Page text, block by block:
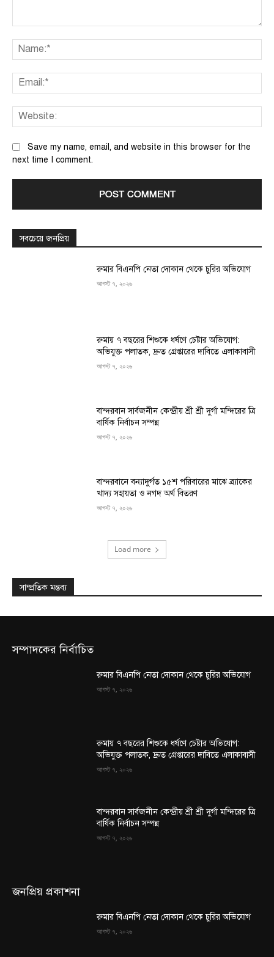
Save my name, email, and website in this browser for the
next time I comment.
সবচেয়ে জনপ্রিয়
রুমার বিএনপি নেতা দোকান থেকে চুরির অভিযোগ
আগস্ট ৭, ২০২৬
রুমায় ৭ বছরের শিশুকে ধর্ষণে চেষ্টার অভিযোগ:
অভিযুক্ত পলাতক, দ্রুত গ্রেপ্তারের দাবিতে এলাকাবাসী
আগস্ট ৭, ২০২৬
বান্দরবান সার্বজনীন কেন্দ্রীয় শ্রী শ্রী দুর্গা মন্দিরের ত্রি
বার্ষিক নির্বাচন সম্পন্ন
আগস্ট ৭, ২০২৬
বান্দরবানে বন্যাদুর্গত ১৫শ পরিবারের মাঝে ব্র্যাকের
খাদ্য সহায়তা ও নগদ অর্থ বিতরণ
আগস্ট ৭, ২০২৬
Load more
সাম্প্রতিক মন্তব্য
সম্পাদকের নির্বাচিত
রুমার বিএনপি নেতা দোকান থেকে চুরির অভিযোগ
আগস্ট ৭, ২০২৬
রুমায় ৭ বছরের শিশুকে ধর্ষণে চেষ্টার অভিযোগ:
অভিযুক্ত পলাতক, দ্রুত গ্রেপ্তারের দাবিতে এলাকাবাসী
আগস্ট ৭, ২০২৬
বান্দরবান সার্বজনীন কেন্দ্রীয় শ্রী শ্রী দুর্গা মন্দিরের ত্রি
বার্ষিক নির্বাচন সম্পন্ন
আগস্ট ৭, ২০২৬
জনপ্রিয় প্রকাশনা
রুমার বিএনপি নেতা দোকান থেকে চুরির অভিযোগ
আগস্ট ৭, ২০২৬